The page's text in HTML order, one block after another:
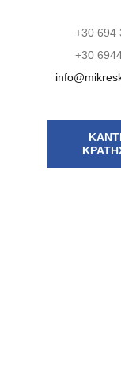
+30 694
+30